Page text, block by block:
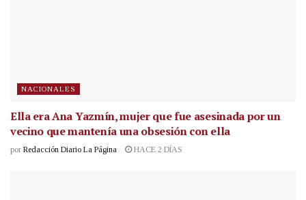
NACIONALES
Ella era Ana Yazmín, mujer que fue asesinada por un
vecino que mantenía una obsesión con ella
por Redacción Diario La Página HACE 2 DÍAS